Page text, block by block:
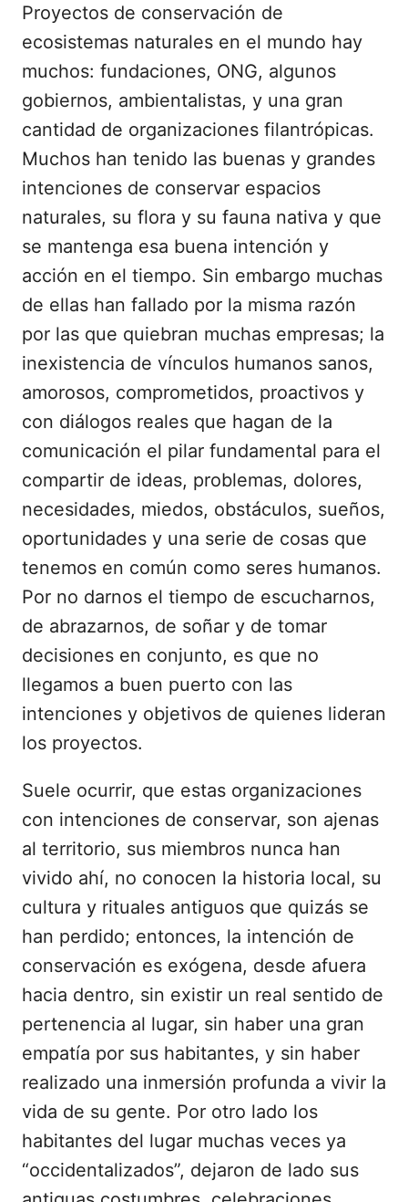
Proyectos de conservación de
ecosistemas naturales en el mundo hay
muchos: fundaciones, ONG, algunos
gobiernos, ambientalistas, y una gran
cantidad de organizaciones filantrópicas.
Muchos han tenido las buenas y grandes
intenciones de conservar espacios
naturales, su flora y su fauna nativa y que
se mantenga esa buena intención y
acción en el tiempo. Sin embargo muchas
de ellas han fallado por la misma razón
por las que quiebran muchas empresas; la
inexistencia de vínculos humanos sanos,
amorosos, comprometidos, proactivos y
con diálogos reales que hagan de la
comunicación el pilar fundamental para el
compartir de ideas, problemas, dolores,
necesidades, miedos, obstáculos, sueños,
oportunidades y una serie de cosas que
tenemos en común como seres humanos.
Por no darnos el tiempo de escucharnos,
de abrazarnos, de soñar y de tomar
decisiones en conjunto, es que no
llegamos a buen puerto con las
intenciones y objetivos de quienes lideran
los proyectos.
Suele ocurrir, que estas organizaciones
con intenciones de conservar, son ajenas
al territorio, sus miembros nunca han
vivido ahí, no conocen la historia local, su
cultura y rituales antiguos que quizás se
han perdido; entonces, la intención de
conservación es exógena, desde afuera
hacia dentro, sin existir un real sentido de
pertenencia al lugar, sin haber una gran
empatía por sus habitantes, y sin haber
realizado una inmersión profunda a vivir la
vida de su gente. Por otro lado los
habitantes del lugar muchas veces ya
“occidentalizados”, dejaron de lado sus